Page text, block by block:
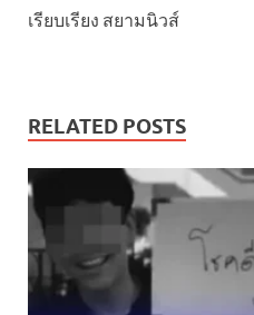
เรียบเรียง สยามนิวส์
RELATED POSTS